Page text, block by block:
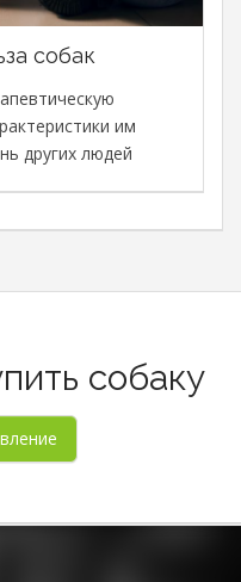
собак
им
других людей
собаку